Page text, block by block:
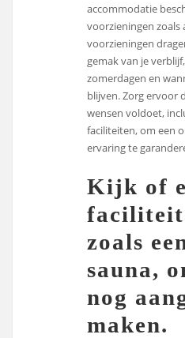
accommodatie
voorzieningen zoals
voorzieningen
gemak van je
zomerdagen en
blijven. Zorg ervoor
wensen voldoet,
faciliteiten, om een
ervaring te
Kijk of
zoals
sauna,
nog
maken.